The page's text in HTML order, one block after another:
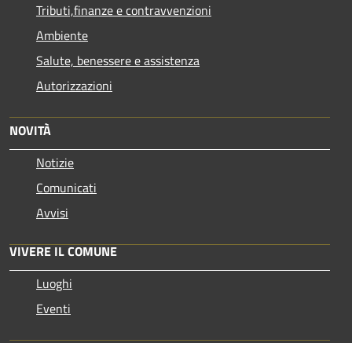
Tributi,finanze e contravvenzioni
Ambiente
Salute, benessere e assistenza
Autorizzazioni
NOVITÀ
Notizie
Comunicati
Avvisi
VIVERE IL COMUNE
Luoghi
Eventi